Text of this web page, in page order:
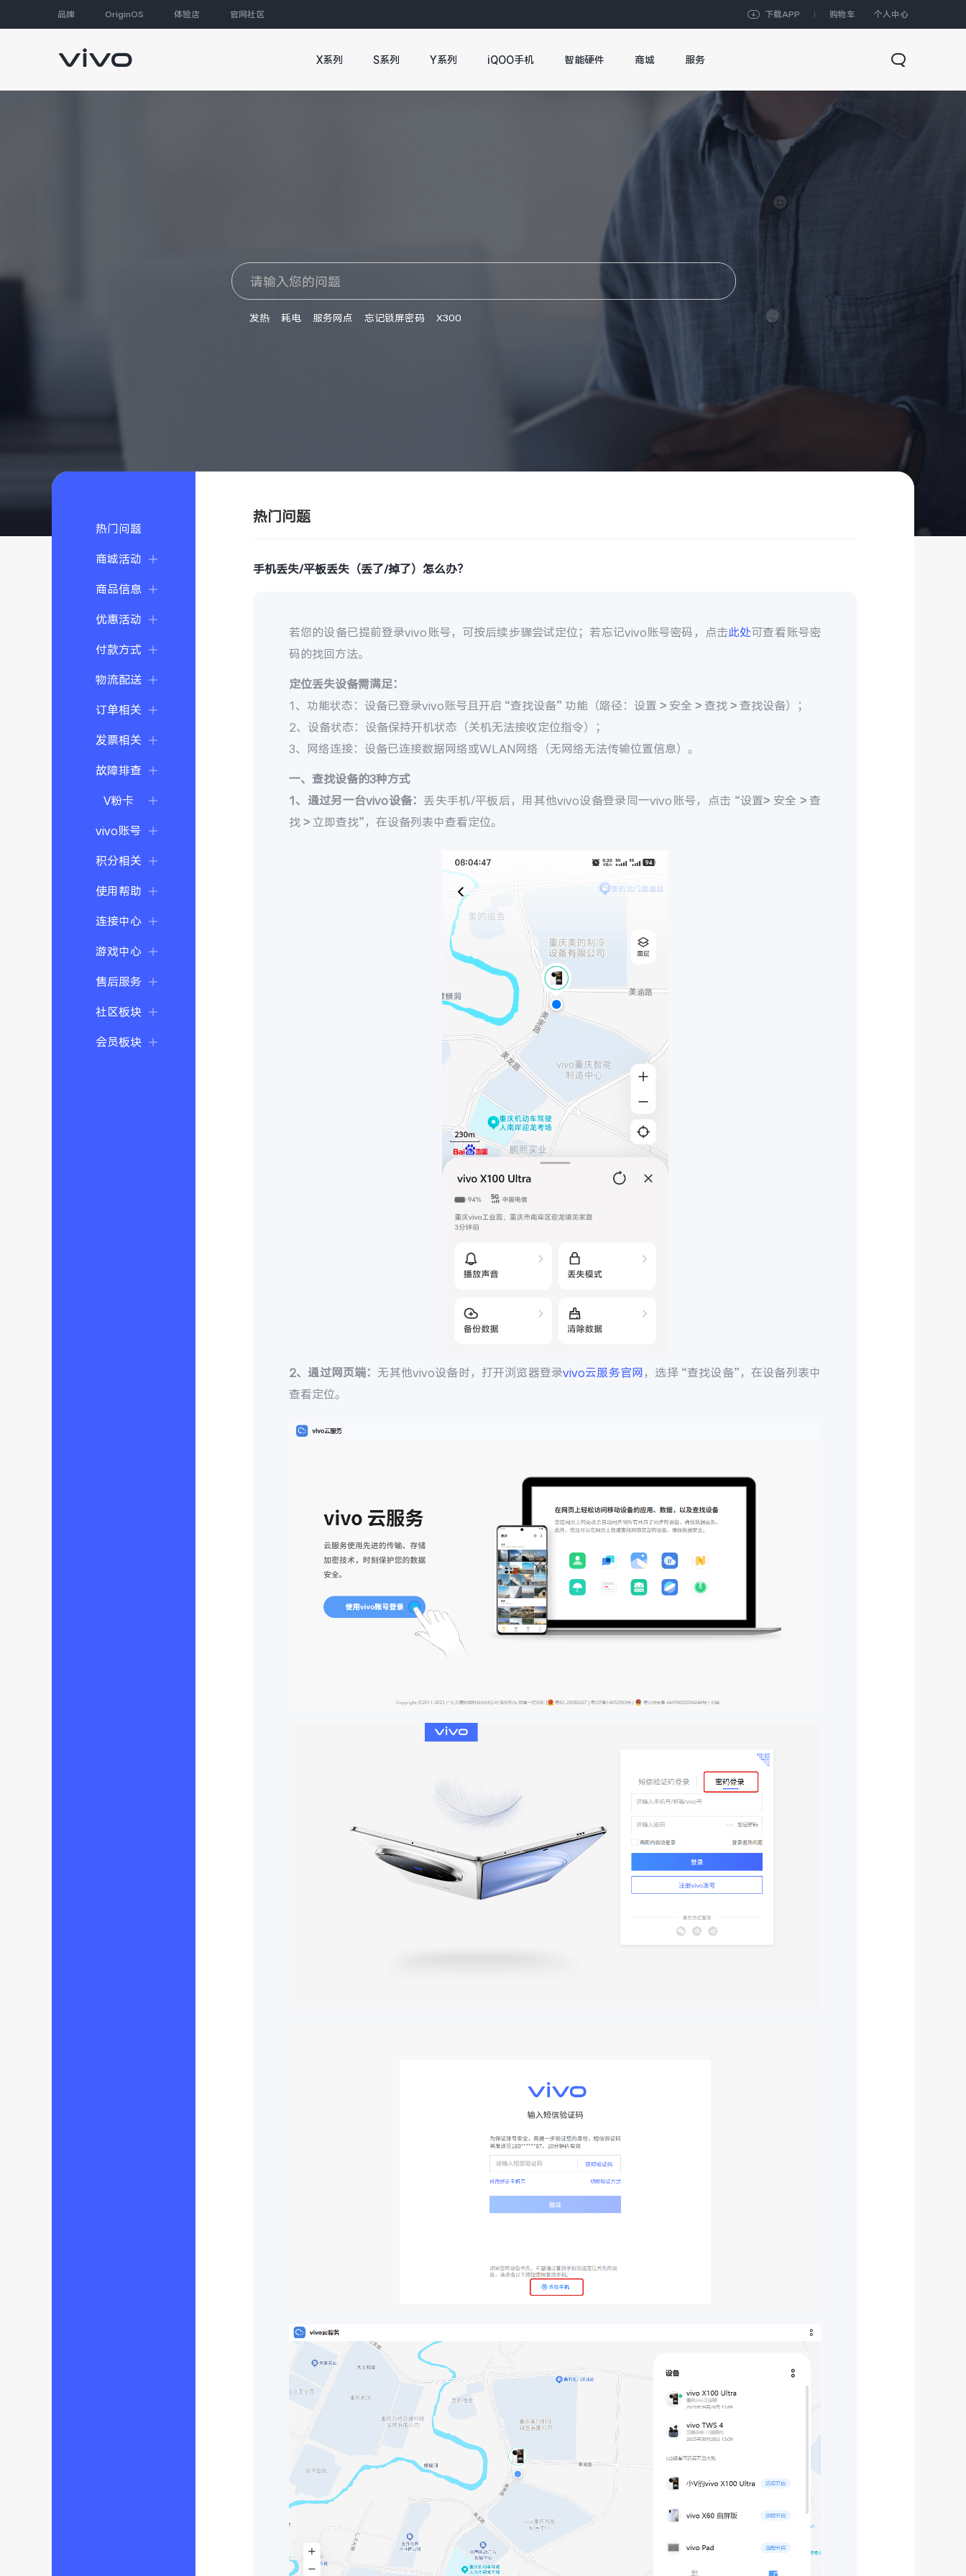
品牌 OriginOS 体验店 官网社区 下载APP 购物车 个人中心
X系列 S系列 Y系列 iQOO手机 智能硬件 商城 服务
发热 耗电 服务网点 忘记锁屏密码 X300
热门问题
商城活动
商品信息
优惠活动
付款方式
物流配送
订单相关
发票相关
故障排查
V粉卡
vivo账号
积分相关
使用帮助
连接中心
游戏中心
售后服务
社区板块
会员板块
热门问题
手机丢失/平板丢失（丢了/掉了）怎么办？
若您的设备已提前登录vivo账号，可按后续步骤尝试定位；若忘记vivo账号密码，点击此处可查看账号密
码的找回方法。
定位丢失设备需满足：
1、功能状态：设备已登录vivo账号且开启 “查找设备” 功能（路径：设置 > 安全 > 查找 > 查找设备）；
2、设备状态：设备保持开机状态（关机无法接收定位指令）；
3、网络连接：设备已连接数据网络或WLAN网络（无网络无法传输位置信息）。
一、查找设备的3种方式
1、通过另一台vivo设备： 丢失手机/平板后，用其他vivo设备登录同一vivo账号，点击 “设置> 安全 > 查
找 > 立即查找”，在设备列表中查看定位。
2、通过网页端： 无其他vivo设备时，打开浏览器登录vivo云服务官网 ，选择 “查找设备”，在设备列表中
查看定位。